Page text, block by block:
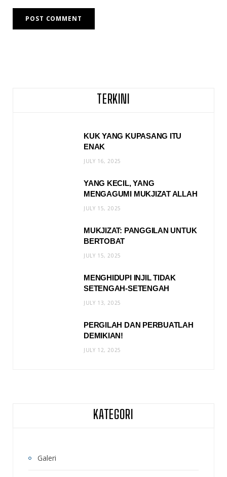
TERKINI
KUK YANG KUPASANG ITU
ENAK
JULY 16, 2025
YANG KECIL, YANG
MENGAGUMI MUKJIZAT ALLAH
JULY 15, 2025
MUKJIZAT: PANGGILAN UNTUK
BERTOBAT
JULY 15, 2025
MENGHIDUPI INJIL TIDAK
SETENGAH-SETENGAH
JULY 13, 2025
PERGILAH DAN PERBUATLAH
DEMIKIAN!
JULY 12, 2025
KATEGORI
Galeri